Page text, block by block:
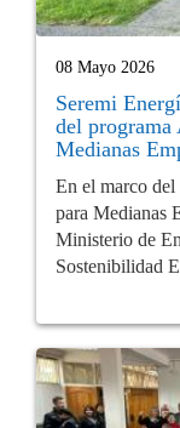
08 Mayo 2026
Seremi
del programa
Medianas
En el marco
para Medianas
Ministerio de
Sostenibilidad